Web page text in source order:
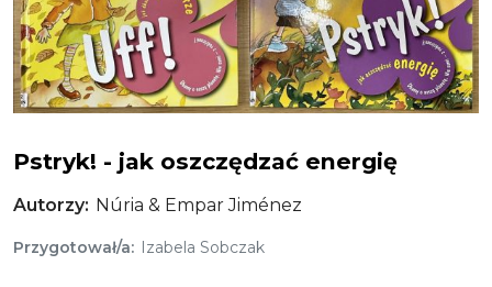
Pstryk! - jak oszczędzać energię
Autorzy Núria & Empar Jiménez
Przygotował/a Izabela Sobczak